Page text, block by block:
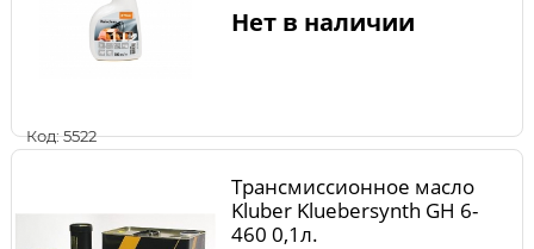
Код: 5522
Нет в наличии
Трансмиссионное масло
Kluber Kluebersynth GH 6-
460 0,1л.